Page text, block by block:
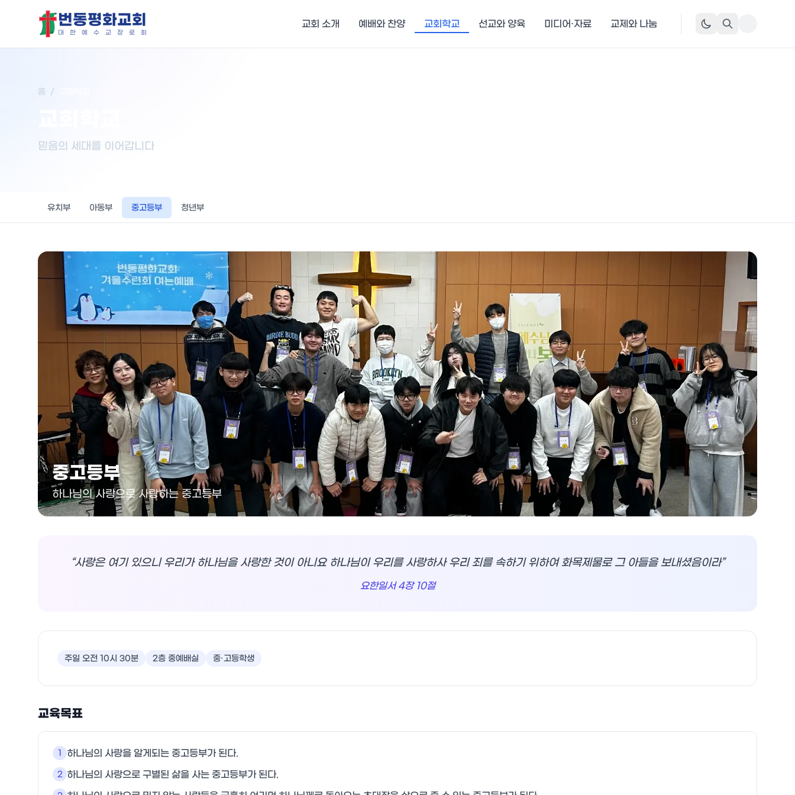
번동평화교회
대 한 예 수 교 장 로 회
교회 소개 예배와 찬양 교회학교 선교와 양육 미디어·자료 교제와 나눔
홈 /
믿음의 세대를 이어갑니다
유치부 아동부 중고등부 청년부
중고등부
하나님의 사랑으로 사랑하는 중고등부
“사랑은 여기 있으니 우리가 하나님을 사랑한 것이 아니요 하나님이 우리를 사랑하사 우리 죄를 속하기 위하여 화목제물로 그 아들을 보내셨음이라”
요한일서 4장 10절
주일 오전 10시 30분 2층 중예배실 중·고등학생
교육목표
1 하나님의 사랑을 알게되는 중고등부가 된다.
2 하나님의 사랑으로 구별된 삶을 사는 중고등부가 된다.